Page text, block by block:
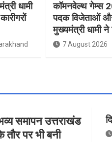
धामी
कॉमनवेल्थ गेम्स
पदक विजेताओं और
मुख्यमंत्री धामी ने
7 August 2026
समापन उत्तराखंड
पर भी बनी